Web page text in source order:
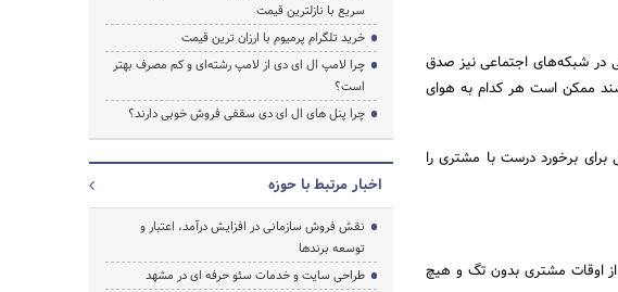
در شبکه‌های اجتماعی نیز صدق
ممکن است هر کدام به هوای
برخورد درست با مشتری را
اوقات مشتری بدون تگ و هیچ
سریع با نازلترین قیمت
خرید تلگرام پرمیوم با ارزان ترین قیمت
چرا لامپ ال ای دی از لامپ رشته‌ای و کم مصرف بهتر
است؟
چرا پنل های ال ای دی سقفی فروش خوبی دارند؟
اخبار مرتبط با حوزه
نقش فروش سازمانی در افزایش درآمد، اعتبار و
توسعه برندها
طراحی سایت و خدمات سئو حرفه ای در مشهد